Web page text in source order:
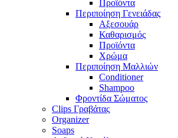
Προϊόντα
Περιποίηση Γενειάδας
Αξεσουάρ
Καθαρισμός
Προϊόντα
Χρώμα
Περιποίηση Μαλλιών
Conditioner
Shampoo
Φροντίδα Σώματος
Clips Γραβάτας
Organizer
Soaps